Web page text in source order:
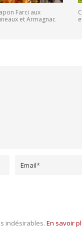
Farci aux
et Armagnac
indésirables. En savoir